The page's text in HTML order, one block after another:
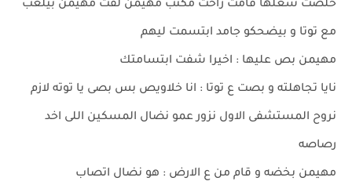
خلصت شغلها قامت راحت مكتب مهيمن لقت مهيمن بيلعب
مع توتا و بيضحكو جامد ابتسمت ليهم
مهيمن بص عليها : اخيرا شفت ابتسامتك
نايا تجاهلته و بصت ع توتا : انا خلاويص بس بصى يا توته لازم
نروح المستشفى الاول نزور عمو نضال المسكين اللى اخد
رصاصه
مهيمن بخضه و قام من ع الارض : هو نضال اتصاب